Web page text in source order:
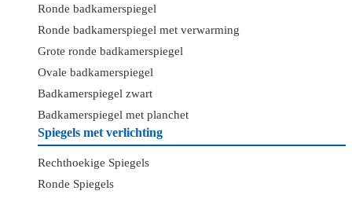
Ronde badkamerspiegel
Ronde badkamerspiegel met verwarming
Grote ronde badkamerspiegel
Ovale badkamerspiegel
Badkamerspiegel zwart
Badkamerspiegel met planchet
Spiegels met verlichting
Rechthoekige Spiegels
Ronde Spiegels